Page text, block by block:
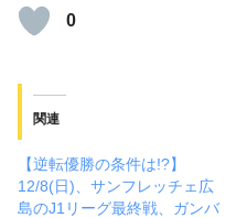
0
関連
【逆転優勝の条件は!?】
12/8(日)、サンフレッチェ広
島のJ1リーグ最終戦、ガンバ